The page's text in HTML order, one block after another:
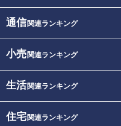
通信関連ランキング
小売関連ランキング
生活関連ランキング
住宅関連ランキング